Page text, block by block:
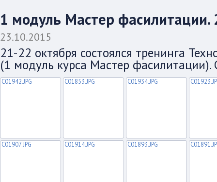
1 модуль Мастер фасилитации.
23.10.2015
21-22 октября состоялся тренинга
(1 модуль курса Мастер фасилитации).